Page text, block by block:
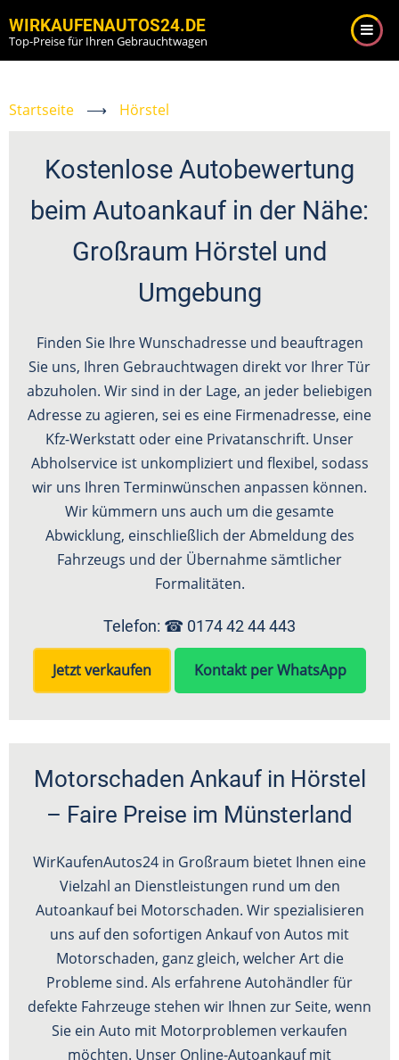
zum
Inhalt
WIRKAUFENAUTOS24.DE
Top-Preise für Ihren Gebrauchtwagen
Startseite ⟶ Hörstel
Kostenlose Autobewertung
beim Autoankauf in der Nähe:
Großraum Hörstel und
Umgebung
Finden Sie Ihre Wunschadresse und beauftragen
Sie uns, Ihren Gebrauchtwagen direkt vor Ihrer Tür
abzuholen. Wir sind in der Lage, an jeder beliebigen
Adresse zu agieren, sei es eine Firmenadresse, eine
Kfz-Werkstatt oder eine Privatanschrift. Unser
Abholservice ist unkompliziert und flexibel, sodass
wir uns Ihren Terminwünschen anpassen können.
Wir kümmern uns auch um die gesamte
Abwicklung, einschließlich der Abmeldung des
Fahrzeugs und der Übernahme sämtlicher
Formalitäten.
Telefon: ☎ 0174 42 44 443
Jetzt verkaufen Kontakt per WhatsApp
Motorschaden Ankauf in Hörstel
– Faire Preise im Münsterland
WirKaufenAutos24 in Großraum bietet Ihnen eine
Vielzahl an Dienstleistungen rund um den
Autoankauf bei Motorschaden. Wir spezialisieren
uns auf den sofortigen Ankauf von Autos mit
Motorschaden, ganz gleich, welcher Art die
Probleme sind. Als erfahrene Autohändler für
defekte Fahrzeuge stehen wir Ihnen zur Seite, wenn
Sie ein Auto mit Motorproblemen verkaufen
möchten. Unser Online-Autoankauf mit